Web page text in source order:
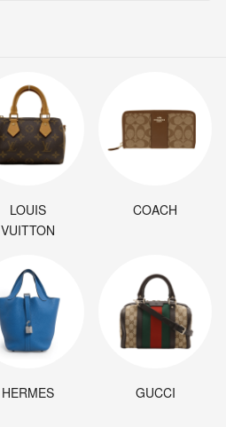
LOUIS
VUITTON
COACH
HERMES GUCCI